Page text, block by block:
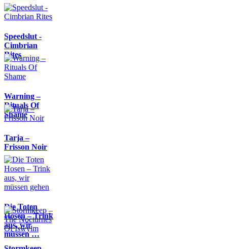
Speedslut -
Cimbrian
Rites
Warning –
Rituals Of
Shame
Tarja –
Frisson Noir
Die Toten
Hosen – Trink
aus, wir
müssen …